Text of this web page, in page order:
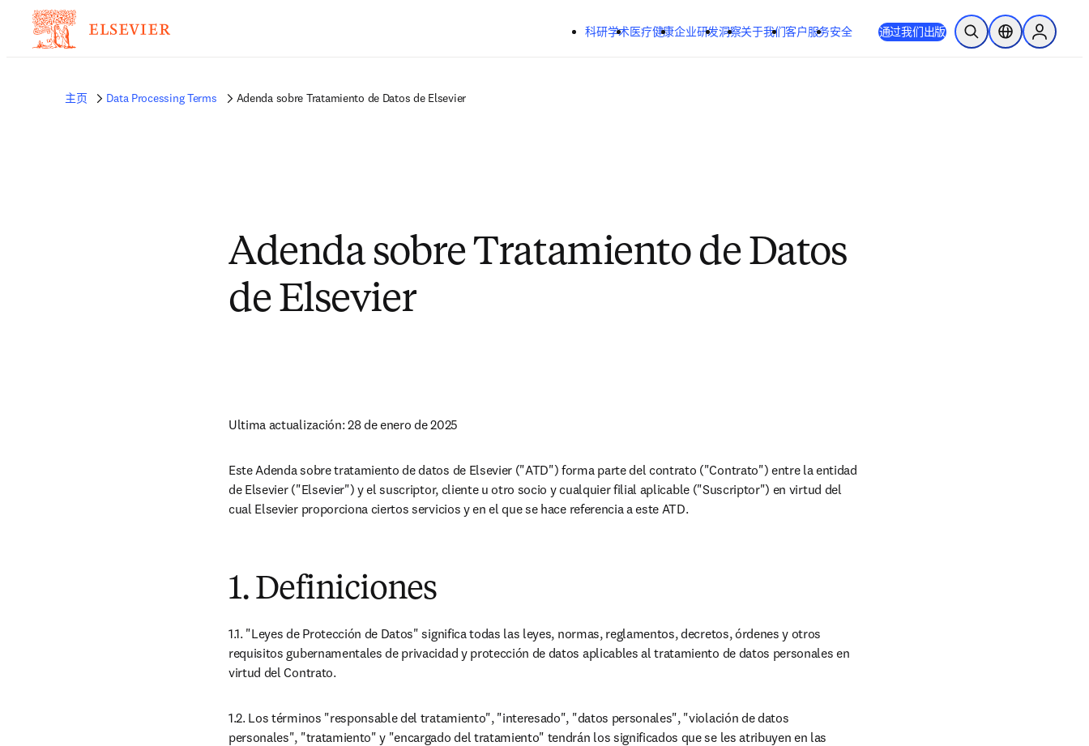
跳转到主内容
科研学术医疗健康企业研发洞察关于我们客户服务安全 通过我们出版 开放搜索位置选择器Sign in to
主页 Data Processing Terms Adenda sobre Tratamiento de Datos de Elsevier
Adenda sobre Tratamiento de Datos
de Elsevier
Ultima actualización: 28 de enero de 2025
Este Adenda sobre tratamiento de datos de Elsevier ("ATD") forma parte del contrato ("Contrato") entre la entidad
de Elsevier ("Elsevier") y el suscriptor, cliente u otro socio y cualquier filial aplicable ("Suscriptor") en virtud del
cual Elsevier proporciona ciertos servicios y en el que se hace referencia a este ATD.
1. Definiciones
1.1. "Leyes de Protección de Datos" significa todas las leyes, normas, reglamentos, decretos, órdenes y otros
requisitos gubernamentales de privacidad y protección de datos aplicables al tratamiento de datos personales en
virtud del Contrato.
1.2. Los términos "responsable del tratamiento", "interesado", "datos personales", "violación de datos
personales", "tratamiento" y "encargado del tratamiento" tendrán los significados que se les atribuyen en las